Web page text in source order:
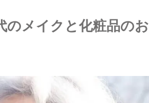
メイクと化粧品のお